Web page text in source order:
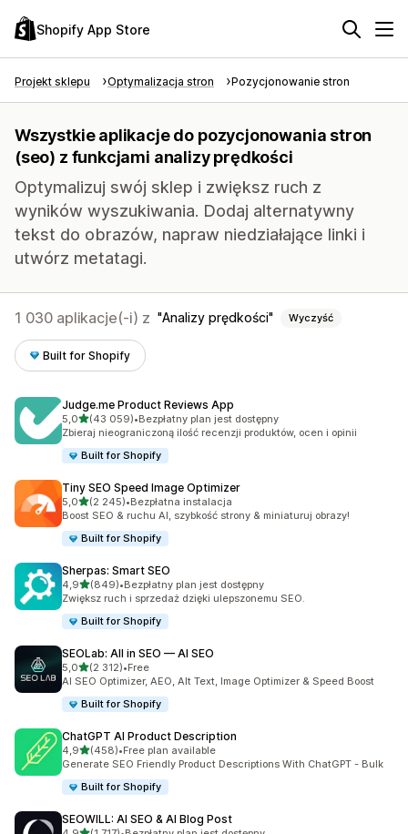
Shopify App Store
Projekt sklepu Optymalizacja stron Pozycjonowanie stron
Wszystkie aplikacje do pozycjonowania stron
(seo) z funkcjami analizy prędkości
Optymalizuj swój sklep i zwiększ ruch z
wyników wyszukiwania. Dodaj alternatywny
tekst do obrazów, napraw niedziałające linki i
utwórz metatagi.
1 030 aplikacje(-i) z Analizy prędkości Wyczyść
Built for Shopify
Judge.me Product Reviews App
5,0na 5 gwiazdek
(43 059)
Łączna liczba recenzji: 43059
•Bezpłatny plan jest dostępny
Zbieraj nieograniczoną ilość recenzji produktów, ocen i opinii
Built for Shopify
Tiny SEO Speed Image Optimizer
5,0na 5 gwiazdek
(2 245)
Łączna liczba recenzji: 2245
•Bezpłatna instalacja
Boost SEO & ruchu AI, szybkość strony & miniaturuj obrazy!
Built for Shopify
Sherpas: Smart SEO
4,9na 5 gwiazdek
(849)
Łączna liczba recenzji: 849
•Bezpłatny plan jest dostępny
Zwiększ ruch i sprzedaż dzięki ulepszonemu SEO.
Built for Shopify
SEOLab: All in SEO — AI SEO
5,0na 5 gwiazdek
(2 312)
Łączna liczba recenzji: 2312
•Free
AI SEO Optimizer, AEO, Alt Text, Image Optimizer & Speed Boost
Built for Shopify
ChatGPT AI Product Description
4,9na 5 gwiazdek
(458)
Łączna liczba recenzji: 458
•Free plan available
Generate SEO Friendly Product Descriptions With ChatGPT - Bulk
Built for Shopify
SEOWILL: AI SEO & AI Blog Post